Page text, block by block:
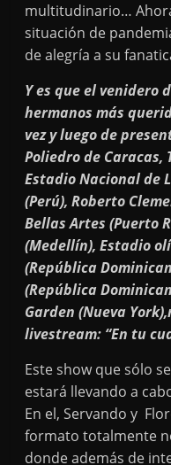
multitudinario…
situación de
de alegría a su
Y es que el venidero
hermanos más
vez y luego de
Poliedro de Caracas,
Estadio Nacional de
(Perú), Roberto
Bellas Artes (Puerto
(Medellín), Estadio
(República
(República
Garden (Nueva
livestream: “En tu
Este show que sólo
estará llevando a
En el, Servando y
formato totalmente
donde además de